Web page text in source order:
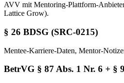
AVV mit Mentoring-Plattform-
Lattice Grow).
§ 26 BDSG (SRC-0215)
Mentee-Karriere-Daten, Mentor-
BetrVG § 87 Abs. 1 Nr. 6 + §